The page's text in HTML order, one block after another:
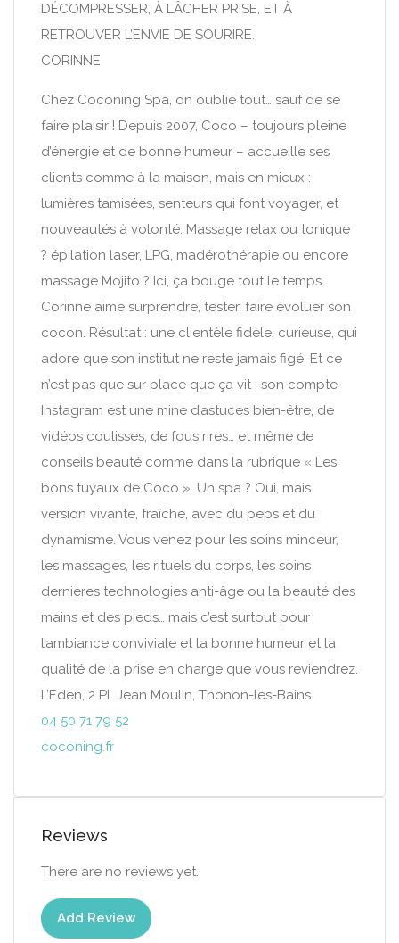
DÉCOMPRESSER, À LÂCHER PRISE, ET À
RETROUVER L’ENVIE DE SOURIRE.
CORINNE
Chez Coconing Spa, on oublie tout… sauf de se
faire plaisir ! Depuis 2007, Coco – toujours pleine
d’énergie et de bonne humeur – accueille ses
clients comme à la maison, mais en mieux :
lumières tamisées, senteurs qui font voyager, et
nouveautés à volonté. Massage relax ou tonique
? épilation laser, LPG, madérothérapie ou encore
massage Mojito ? Ici, ça bouge tout le temps.
Corinne aime surprendre, tester, faire évoluer son
cocon. Résultat : une clientèle fidèle, curieuse, qui
adore que son institut ne reste jamais figé. Et ce
n’est pas que sur place que ça vit : son compte
Instagram est une mine d’astuces bien-être, de
vidéos coulisses, de fous rires… et même de
conseils beauté comme dans la rubrique « Les
bons tuyaux de Coco ». Un spa ? Oui, mais
version vivante, fraîche, avec du peps et du
dynamisme. Vous venez pour les soins minceur,
les massages, les rituels du corps, les soins
dernières technologies anti-âge ou la beauté des
mains et des pieds… mais c’est surtout pour
l’ambiance conviviale et la bonne humeur et la
qualité de la prise en charge que vous reviendrez.
L’Eden, 2 Pl. Jean Moulin, Thonon-les-Bains
04 50 71 79 52
coconing.fr
Reviews
There are no reviews yet.
Add Review